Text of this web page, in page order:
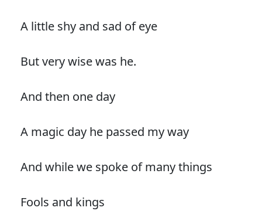
A little shy and sad of eye
But very wise was he.
And then one day
A magic day he passed my way
And while we spoke of many things
Fools and kings